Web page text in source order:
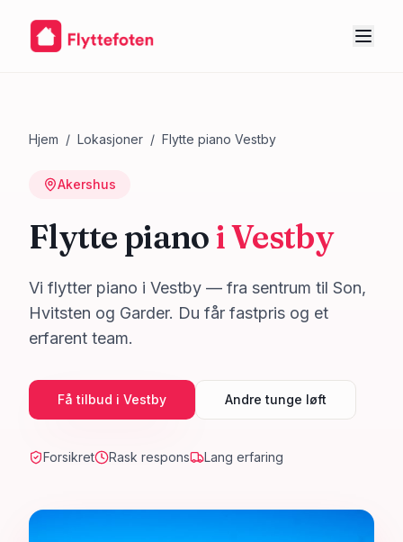
Hjem / Lokasjoner / Flytte piano Vestby
Akershus
Flytte piano iVestby
Vi flytter piano i Vestby — fra sentrum til Son,
Hvitsten og Garder. Du får fastpris og et
erfarent team.
Få tilbud i Vestby Andre tunge løft
Forsikret Rask respons Lang erfaring